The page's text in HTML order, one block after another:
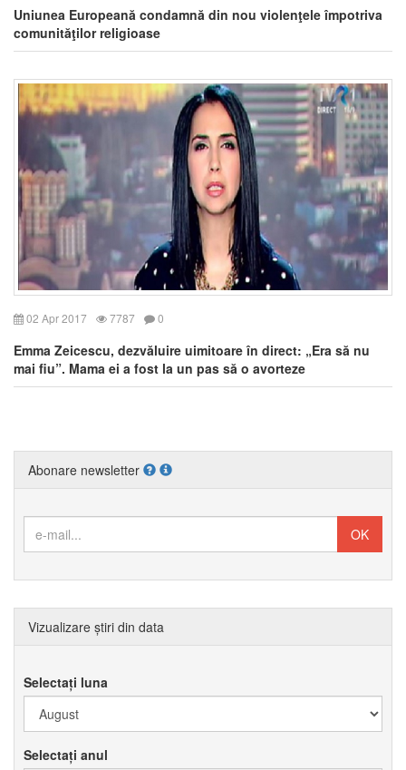
Uniunea Europeană condamnă din nou violenţele împotriva
comunităţilor religioase
02 Apr 2017 7787 0
Emma Zeicescu, dezvăluire uimitoare în direct: „Era să nu
mai fiu”. Mama ei a fost la un pas să o avorteze
Abonare newsletter
Vizualizare știri din data
Selectați luna
Selectați anul